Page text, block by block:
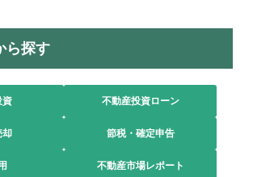
ら探す
資 不動産投資ローン
却 節税・確定申告
不動産市場レポート